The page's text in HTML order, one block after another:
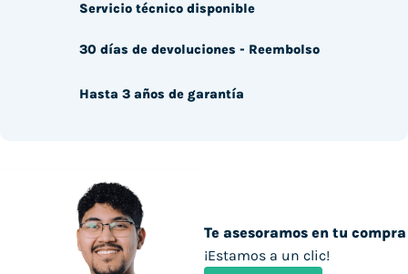
Te asesoramos en tu compra
¡Estamos a un clic!
Servicio técnico disponible
30 días de devoluciones - Reembolso
Hasta 3 años de garantía